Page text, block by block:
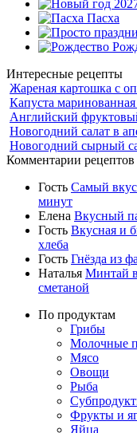
Пасха
Интересные рецепты
Жареная картошка с
Капуста
Английский
Новогодний салат в
Новогодний сырный
Комментарии рецептов
Гость Самый
минут
Елена Вкусный
Гость Вкусная и
хлеба
Гость Гнёзда из
Наталья Минтай
сметаной
По продуктам
Грибы
Молочные
Мясо
Овощи
Рыба
Фрукты и
Яйца